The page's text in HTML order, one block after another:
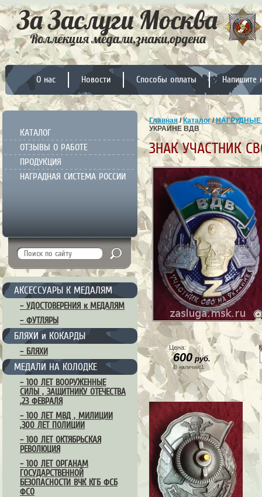
О нас Новости Способы оплаты Напишите
КАТАЛОГ
ОТЗЫВЫ О РАБОТЕ
ПРОДУКЦИЯ
НАГРАДНАЯ СИСТЕМА РОССИИ
АКСЕССУАРЫ К МЕДАЛЯМ
– УДОСТОВЕРЕНИЯ к МЕДАЛЯМ
– ФУТЛЯРЫ
БЛЯХИ и КОКАРДЫ
– БЛЯХИ
МЕДАЛИ НА КОЛОДКЕ
– 100 ЛЕТ ВООРУЖЕННЫЕ
СИЛЫ , ЗАЩИТНИКУ ОТЕЧЕСТВА
,23 ФЕВРАЛЯ
– 100 ЛЕТ МВД , МИЛИЦИИ
,300 ЛЕТ ПОЛИЦИИ
– 100 ЛЕТ ОКТЯБРЬСКАЯ
РЕВОЛЮЦИЯ
– 100 ЛЕТ ОРГАНАМ
ГОСУДАРСТВЕННОЙ
БЕЗОПАСНОСТИ ВЧК КГБ ФСБ
ФСО
Главная/Каталог/НАГРУДНЫЕ
УКРАИНЕ ВДВ
ЗНАК УЧАСТНИК
Цена:
600 руб.
В наличии:1